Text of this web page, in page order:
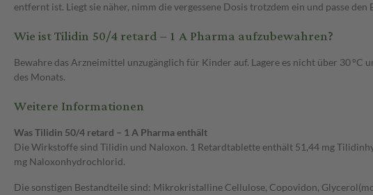
entfernt ist. Liegt sie näher, nimm die vergessene Dosis trotzdem ein und passe
Wie ist Tilidin 50/4 retard – 1 A Pharma aufzubewahren?
Bewahre das Arzneimittel unzugänglich für Kinder auf. Lagere es nicht über 30
des Monats.
Weitere Informationen
Was Tilidin 50/4 retard – 1 A Pharma enthält
Die Wirkstoffe sind Tilidin und Naloxon. 1 Retardtablette enthält 51,44 mg
mg Naloxonhydrochlorid.
Die sonstigen Bestandteile sind: Mikrokristalline Cellulose, Copovidon,